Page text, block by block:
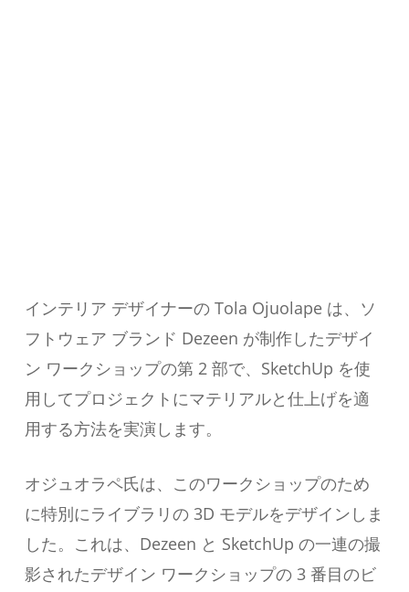
インテリア デザイナーの Tola Ojuolape は、ソ
フトウェア ブランド Dezeen が制作したデザイ
ン ワークショップの第 2 部で、SketchUp を使
用してプロジェクトにマテリアルと仕上げを適
用する方法を実演します。
オジュオラペ氏は、このワークショップのため
に特別にライブラリの 3D モデルをデザインしま
した。これは、Dezeen と SketchUp の一連の撮
影されたデザイン ワークショップの 3 番目のビ